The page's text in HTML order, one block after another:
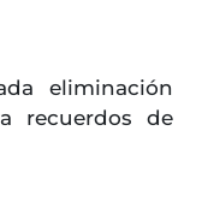
eliminación
recuerdos de